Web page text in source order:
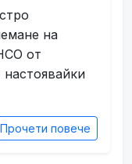
на
от
настоявайки
Прочети повече